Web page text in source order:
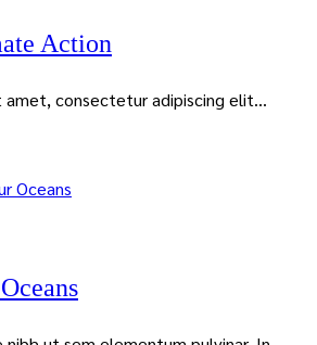
Action
amet, consectetur adipiscing elit...